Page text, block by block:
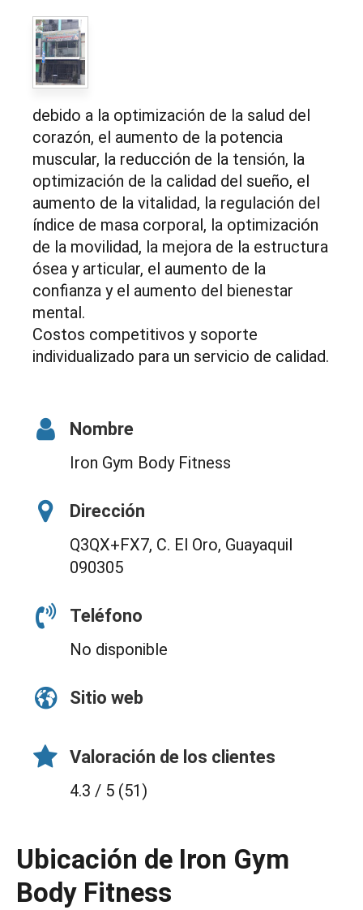
debido a la optimización de la salud del
corazón, el aumento de la potencia
muscular, la reducción de la tensión, la
optimización de la calidad del sueño, el
aumento de la vitalidad, la regulación del
índice de masa corporal, la optimización
de la movilidad, la mejora de la estructura
ósea y articular, el aumento de la
confianza y el aumento del bienestar
mental.
Costos competitivos y soporte
individualizado para un servicio de calidad.
Nombre
Iron Gym Body Fitness
Dirección
Q3QX+FX7, C. El Oro, Guayaquil
090305
Teléfono
No disponible
Sitio web
Valoración de los clientes
4.3 / 5 (51)
Ubicación de Iron Gym
Body Fitness